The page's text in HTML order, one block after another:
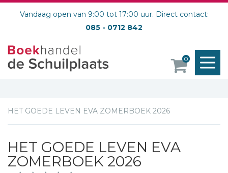
Vandaag open van 9:00 tot 17:00 uur. Direct contact:
085 - 0712 842
0
HET GOEDE LEVEN EVA ZOMERBOEK 2026
HET GOEDE LEVEN EVA
ZOMERBOEK 2026